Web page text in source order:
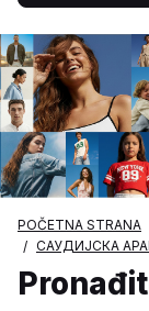
POČETNA STRANA
САУДИЈСКА